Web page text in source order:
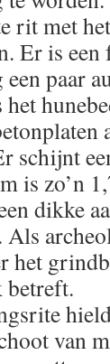
rit met
Er is
paar
schijnt
is zo’n
dikke
het
betreft.
van